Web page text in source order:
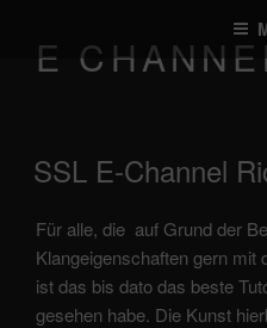
Inhalt
springen
E
veröffentlicht
am
SSL E-Channel
Für alle, die auf Grund der
Klangeigenschaften gern mit
ist das bis dato das beste
gesehen habe. Die Kunst